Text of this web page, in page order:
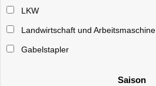
LKW
Landwirtschaft und Arbeitsmaschine
Gabelstapler
Saison